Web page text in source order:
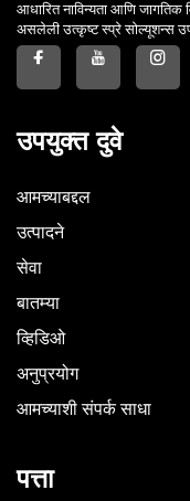
आधारित नाविन्यता आणि जागतिक
असलेली उत्कृष्ट स्प्रे सोल्यूशन्स
उपयुक्त दुवे
आमच्याबद्दल
उत्पादने
सेवा
बातम्या
व्हिडिओ
अनुप्रयोग
आमच्याशी संपर्क साधा
पत्ता